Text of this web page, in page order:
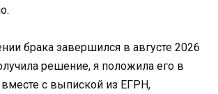
брака завершился в августе 2026
решение, я положила его в
с выпиской из ЕГРН,